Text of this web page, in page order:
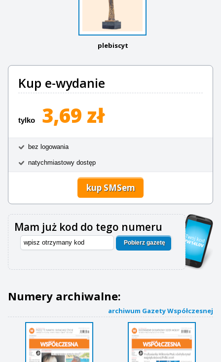
plebiscyt
Kup e-wydanie
tylko 3,69 zł
bez logowania
natychmiastowy dostęp
kup SMSem
Mam już kod do tego numeru
Pobierz gazetę
Numery archiwalne:
archiwum Gazety Współczesnej